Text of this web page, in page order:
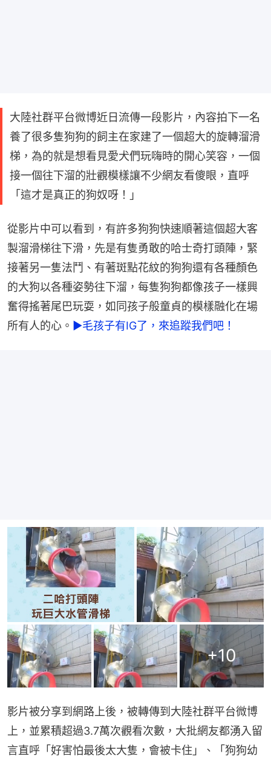
大陸社群平台微博近日流傳一段影片，內容拍下一名
養了很多隻狗狗的飼主在家建了一個超大的旋轉溜滑
梯，為的就是想看見愛犬們玩嗨時的開心笑容，一個
接一個往下溜的壯觀模樣讓不少網友看傻眼，直呼
「這才是真正的狗奴呀！」
從影片中可以看到，有許多狗狗快速順著這個超大客
製溜滑梯往下滑，先是有隻勇敢的哈士奇打頭陣，緊
接著另一隻法鬥、有著斑點花紋的狗狗還有各種顏色
的大狗以各種姿勢往下溜，每隻狗狗都像孩子一樣興
奮得搖著尾巴玩耍，如同孩子般童貞的模樣融化在場
所有人的心。 ►毛孩子有IG了，來追蹤我們吧！
+10
影片被分享到網路上後，被轉傳到大陸社群平台微博
上，並累積超過3.7萬次觀看次數，大批網友都湧入留
言直呼「好害怕最後太大隻，會被卡住」、「狗狗幼